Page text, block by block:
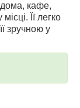
кафе,
Її легко
зручною у